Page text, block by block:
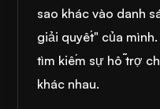
sao khác vào danh
giải quyết" của
tìm kiếm sự hỗ trợ
khác nhau.